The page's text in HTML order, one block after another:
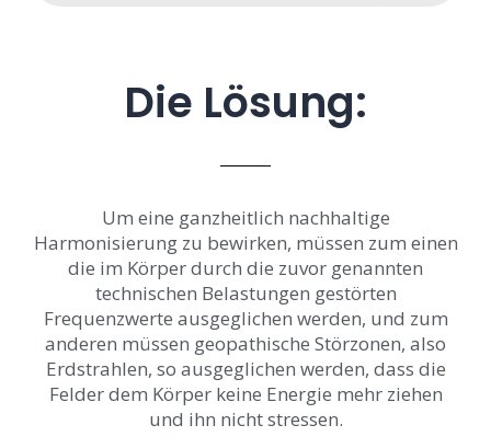
Die Lösung:
Um eine ganzheitlich nachhaltige
Harmonisierung zu bewirken, müssen zum einen
die im Körper durch die zuvor genannten
technischen Belastungen gestörten
Frequenzwerte ausgeglichen werden, und zum
anderen müssen geopathische Störzonen, also
Erdstrahlen, so ausgeglichen werden, dass die
Felder dem Körper keine Energie mehr ziehen
und ihn nicht stressen.